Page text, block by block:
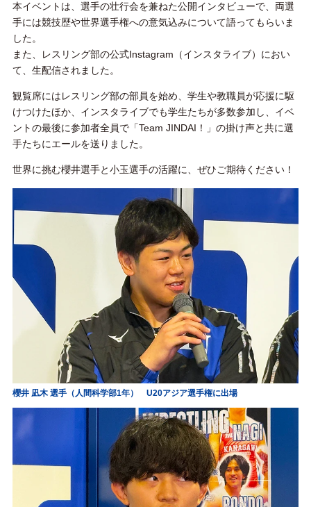
本イベントは、選手の壮行会を兼ねた公開インタビューで、両選
手には競技歴や世界選手権への意気込みについて語ってもらいま
した。
また、レスリング部の公式Instagram（インスタライブ）におい
て、生配信されました。
観覧席にはレスリング部の部員を始め、学生や教職員が応援に駆
けつけたほか、インスタライブでも学生たちが多数参加し、イベ
ントの最後に参加者全員で「Team JINDAI！」の掛け声と共に選
手たちにエールを送りました。
世界に挑む櫻井選手と小玉選手の活躍に、ぜひご期待ください！
櫻井 凪木 選手（人間科学部1年） U20アジア選手権に出場